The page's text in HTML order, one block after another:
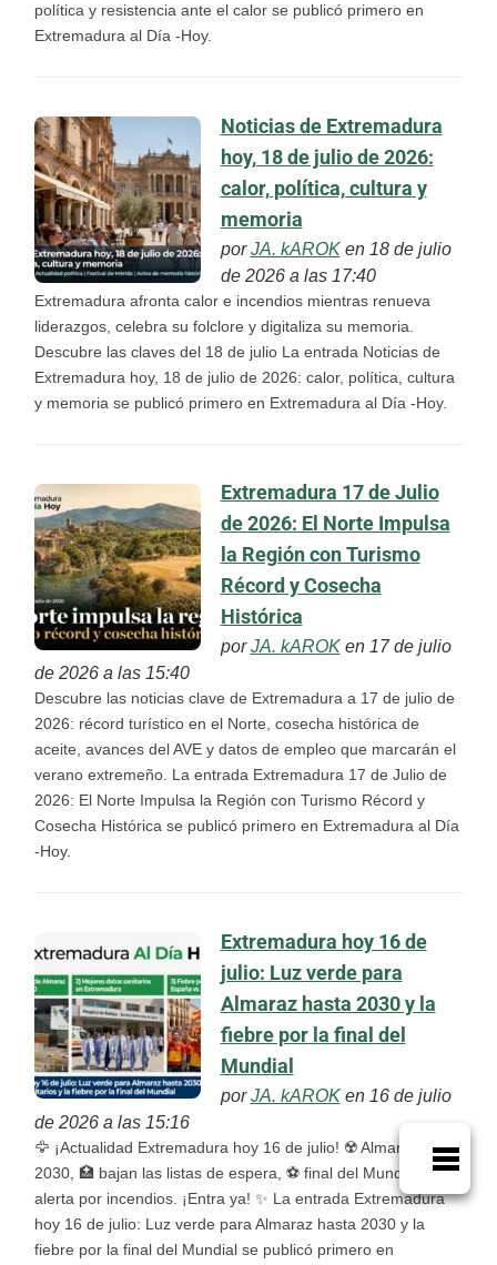
política y resistencia ante el calor se publicó primero en
Extremadura al Día -Hoy.
Noticias de Extremadura
hoy, 18 de julio de 2026:
calor, política, cultura y
memoria
porJA. kAROKen 18 de julio
de 2026 a las 17:40
Extremadura afronta calor e incendios mientras renueva
liderazgos, celebra su folclore y digitaliza su memoria.
Descubre las claves del 18 de julio La entrada Noticias de
Extremadura hoy, 18 de julio de 2026: calor, política, cultura
y memoria se publicó primero en Extremadura al Día -Hoy.
Extremadura 17 de Julio
de 2026: El Norte Impulsa
la Región con Turismo
Récord y Cosecha
Histórica
porJA. kAROKen 17 de julio
de 2026 a las 15:40
Descubre las noticias clave de Extremadura a 17 de julio de
2026: récord turístico en el Norte, cosecha histórica de
aceite, avances del AVE y datos de empleo que marcarán el
verano extremeño. La entrada Extremadura 17 de Julio de
2026: El Norte Impulsa la Región con Turismo Récord y
Cosecha Histórica se publicó primero en Extremadura al Día
-Hoy.
Extremadura hoy 16 de
julio: Luz verde para
Almaraz hasta 2030 y la
fiebre por la final del
Mundial
porJA. kAROKen 16 de julio
de 2026 a las 15:16
🦅 ¡Actualidad Extremadura hoy 16 de julio! ☢️ Almaraz hasta
2030, 🏥 bajan las listas de espera, ⚽ final del Mundial y 🌡️
alerta por incendios. ¡Entra ya! ✨ La entrada Extremadura
hoy 16 de julio: Luz verde para Almaraz hasta 2030 y la
fiebre por la final del Mundial se publicó primero en